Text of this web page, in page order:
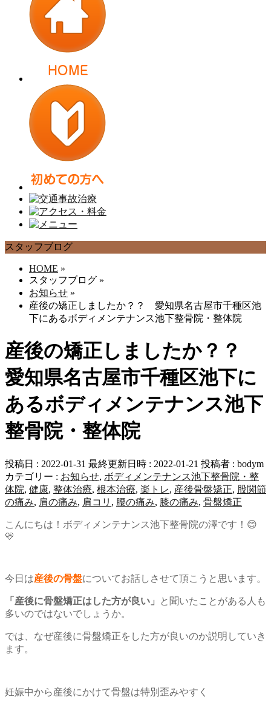
スタッフブログ
HOME »
スタッフブログ »
お知らせ »
産後の矯正しましたか？？ 愛知県名古屋市千種区池
下にあるボディメンテナンス池下整骨院・整体院
産後の矯正しましたか？？
愛知県名古屋市千種区池下に
あるボディメンテナンス池下
整骨院・整体院
投稿日 : 2022-01-31 最終更新日時 : 2022-01-21 投稿者 : bodym
カテゴリー : お知らせ, ボディメンテナンス池下整骨院・整
体院, 健康, 整体治療, 根本治療, 楽トレ, 産後骨盤矯正, 股関節
の痛み, 肩の痛み, 肩コリ , 腰の痛み, 膝の痛み, 骨盤矯正
こんにちは！ボディメンテナンス池下整骨院の澤です！😊
💛
今日は産後の骨盤についてお話しさせて頂こうと思います。
「産後に骨盤矯正はした方が良い」
と聞いたことがある人も
多いのではないでしょうか。
では、なぜ産後に骨盤矯正をした方が良いのか説明していき
ます。
妊娠中から産後にかけて骨盤は特別歪みやすく